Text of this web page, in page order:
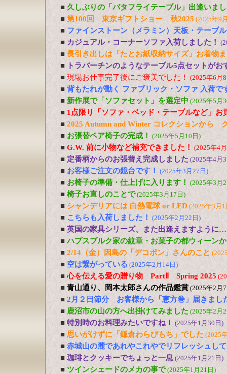
■ 久しぶりの「バタフライテーブル」出逢いま
■ 第100回 東京ギフトショー 秋2025 (2025年9
■ ファインストーン（メラミン）天板・テーブ
■ カジュアル・コーナーソファ入荷しました！
■ 長引き出しは「たとお紙収納サイズ」お着物
■
トラバーチンのようなテーブル5点セットが
■ 現場お仕事完了後にご褒美でした！ (2025年6月
■ 背もたれが動く ファブリック・ソファ 入荷で
■ 新作展で「ソファセット」を選定中 (2025年5月
■ 1点限り「ソファ・ベッド・テーブルなど」お
■ 2025 Autumn and Winter コレクションから
■ お張替ペア椅子の完成！ (2025年5月10日)
■ G.W. 前に小物など補充できました！ (2025年4
■ 定番柄からのお張替え完成しました (2025年4月
■ お客様ご注文の鏡台です！ (2025年3月27日)
■ お椅子の準備・仕上げに入ります！ (2025年3月
■ 椅子お直しのことで(2025年3月17日)
■ シャンデリアには 白熱電球 or LED (2025年3月1
■ こちらも入荷しました！ (2025年2月22日)
■ 英国の家具シリーズ、また出逢えますように…
■ ハプスブルク家の紋章・お菓子の都ウィーン
■ 2/14（金）因島の「デコポン」さんのこと
■ 空は繋がっている (2025年2月14日)
■ 心を伝える愛の贈り物 PartⅡ Spring 2025
■ 青山通り、岡本太郎さんの作品鑑賞 (2025年2月
■ 2月２日節分 お客様から「恵方巻」届きまし
■ 鹿沼市の山の方へ出掛けてみました (2025年2月
■ 特別時のお料理みたいですね！ (2025年1月30日)
■ 思いがけずに「鎌倉わらびもち」でした (2025
■ 赤城山の麓であれやこれやでリフレッシュし
■ 珈琲とクッキーでちょっと一息 (2025年1月21日)
■ ツインシェードのメカの事で(2025年1月21日)